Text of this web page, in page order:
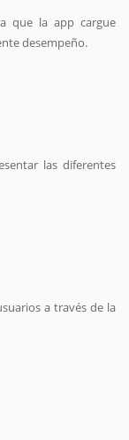
que la app cargue
desempeño.
las diferentes
a través de la